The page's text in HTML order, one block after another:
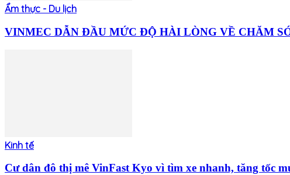
Ẩm thực - Du lịch
VINMEC DẪN ĐẦU MỨC ĐỘ HÀI LÒNG VỀ CHĂM
Kinh tế
Cư dân đô thị mê VinFast Kyo vì tìm xe nhanh, tăng tốc